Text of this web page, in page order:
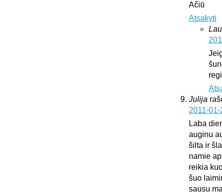
Ačiū
Atsakyti
Julija
2011-
Laba
auginu
šilta ir
namie
reikia
šuo
sausu